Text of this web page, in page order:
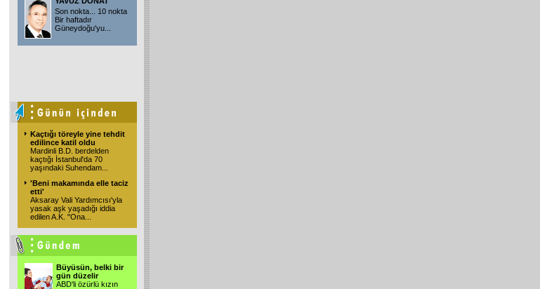
Son nokta... 10 nokta
Bir haftadır
Güneydoğu'yu...
Kaçtığı töreyle yine tehdit
edilince katil oldu
Mardinli B.D. berdelden
kaçtığı İstanbul'da 70
yaşındaki Suhendam...
'Beni makamında elle taciz
etti'
Aksaray Vali Yardımcısı'yla
yasak aşk yaşadığı iddia
edilen A.K. "Ona...
Büyüsün, belki bir
gün düzelir
ABD'li özürlü kızın